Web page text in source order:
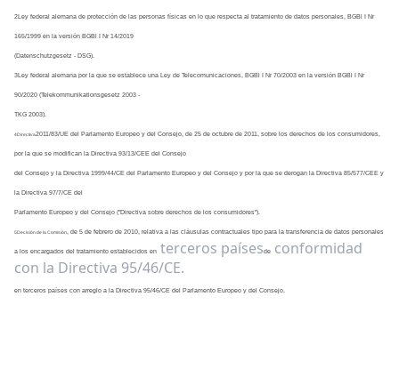
2Ley federal alemana de protección de las personas físicas en lo que respecta al tratamiento de datos personales, BGBl I Nr
165/1999 en la versión BGBl I Nr 14/2019
(Datenschutzgesetz - DSG).
3Ley federal alemana por la que se establece una Ley de Telecomunicaciones, BGBl I Nr 70/2003 en la versión BGBl I Nr
90/2020 (Telekommunikationsgesetz 2003 -
TKG 2003).
4Directiva2011/83/UE del Parlamento Europeo y del Consejo, de 25 de octubre de 2011, sobre los derechos de los consumidores,
por la que se modifican la Directiva 93/13/CEE del Consejo
del Consejo y la Directiva 1999/44/CE del Parlamento Europeo y del Consejo y por la que se derogan la Directiva 85/577/CEE y
la Directiva 97/7/CE del
Parlamento Europeo y del Consejo ("Directiva sobre derechos de los consumidores").
5Decisión de la Comisión, de 5 de febrero de 2010, relativa a las cláusulas contractuales tipo para la transferencia de datos personales
a los encargados del tratamiento establecidos en terceros paísesde conformidad
con la Directiva 95/46/CE.
en terceros países con arreglo a la Directiva 95/46/CE del Parlamento Europeo y del Consejo.